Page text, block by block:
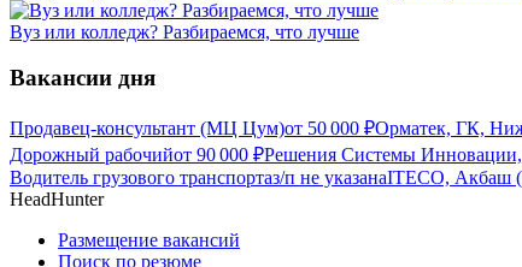
Вуз или колледж? Разбираемся, что лучше
Вакансии дня
Продавец-консультант (МЦ Цум)от 50 000 ₽Орматек, ГК,
Дорожный рабочийот 90 000 ₽Решения Системы Инновации,
Водитель грузового транспортаз/п не указанаITECO, Акбаш
HeadHunter
Размещение вакансий
Поиск по резюме